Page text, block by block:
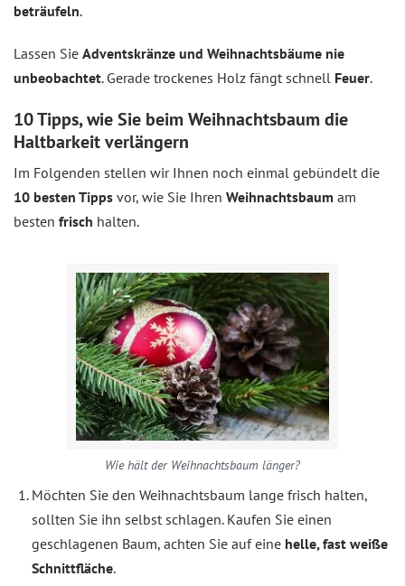
beträufeln.
Lassen Sie Adventskränze und Weihnachtsbäume nie
unbeobachtet. Gerade trockenes Holz fängt schnell Feuer.
10 Tipps, wie Sie beim Weihnachtsbaum die
Haltbarkeit verlängern
Im Folgenden stellen wir Ihnen noch einmal gebündelt die
10 besten Tipps vor, wie Sie Ihren Weihnachtsbaum am
besten frisch halten.
Wie hält der Weihnachtsbaum länger?
Möchten Sie den Weihnachtsbaum lange frisch halten,
sollten Sie ihn selbst schlagen. Kaufen Sie einen
geschlagenen Baum, achten Sie auf eine helle, fast weiße
Schnittfläche.